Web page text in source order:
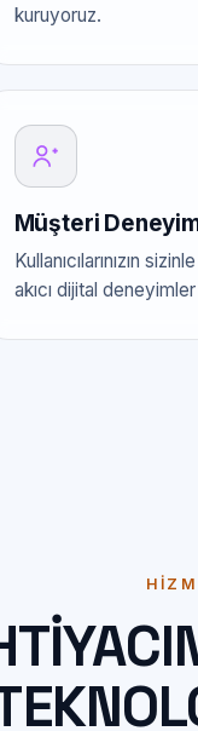
kuruyoruz.
Müşteri
Kullanıcılarınızın
akıcı dijital